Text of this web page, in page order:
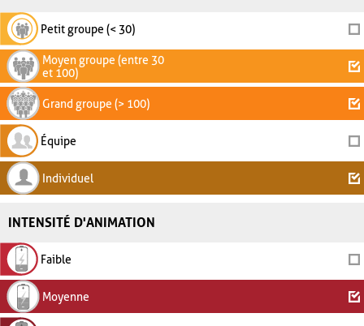
Petit groupe (< 30)
Moyen groupe (entre 30
et 100)
Grand groupe (> 100)
Équipe
Individuel
INTENSITÉ D'ANIMATION
Faible
Moyenne